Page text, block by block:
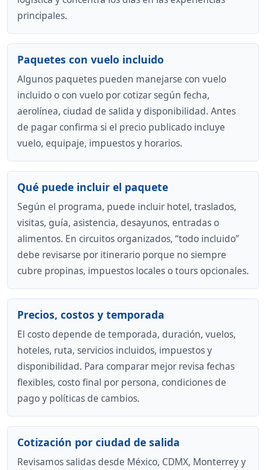
principales.
Paquetes con vuelo incluido
Algunos paquetes pueden manejarse con vuelo
incluido o con vuelo por cotizar según fecha,
aerolínea, ciudad de salida y disponibilidad. Antes
de pagar confirma si el precio publicado incluye
vuelo, equipaje, impuestos y horarios.
Qué puede incluir el paquete
Según el programa, puede incluir hotel, traslados,
visitas, guía, asistencia, desayunos, entradas o
alimentos. En circuitos organizados, “todo incluido”
debe revisarse por itinerario porque no siempre
cubre propinas, impuestos locales o tours opcionales.
Precios, costos y temporada
El costo depende de temporada, duración, vuelos,
hoteles, ruta, servicios incluidos, impuestos y
disponibilidad. Para comparar mejor revisa fechas
flexibles, costo final por persona, condiciones de
pago y políticas de cambios.
Cotización por ciudad de salida
Revisamos salidas desde México, CDMX, Monterrey y